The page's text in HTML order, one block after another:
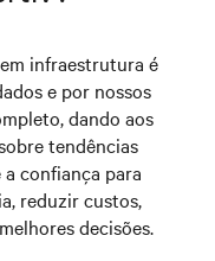
infraestrutura é
e por nossos
dando aos
tendências
confiança para
reduzir custos,
decisões.